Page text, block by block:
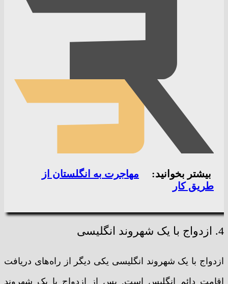
بیشتر بخوانید: مهاجرت به انگلستان از
طریق کار
4. ازدواج با یک شهروند انگلیسی
ازدواج با یک شهروند انگلیسی یکی دیگر از راه‌های دریافت
اقامت دائم انگلیس است. پس از ازدواج با یک شهروند